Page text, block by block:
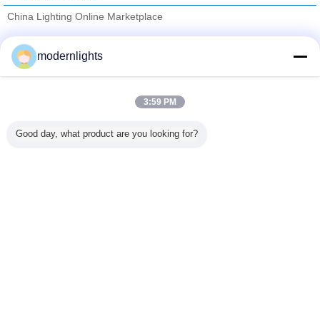
China Lighting Online Marketplace
Trust Seal
Verified Suplier
Tutti i prodotti
modernlights
3:59 PM
Good day, what product are you looking for?